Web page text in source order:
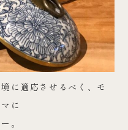
に適応させるべく、モ
に
。